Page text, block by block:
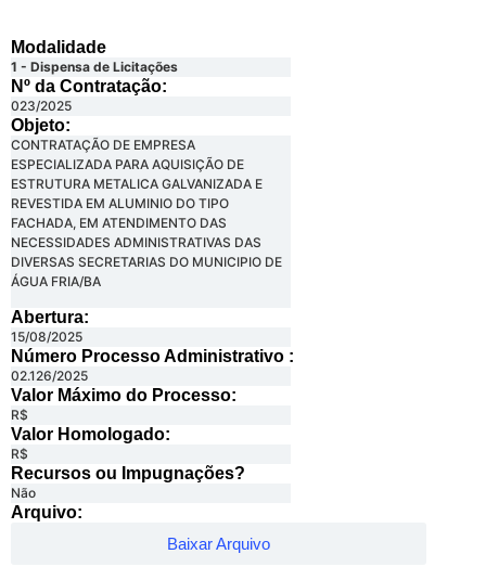
Modalidade
1 - Dispensa de Licitações
Nº da Contratação:
023/2025
Objeto:
CONTRATAÇÃO DE EMPRESA
ESPECIALIZADA PARA AQUISIÇÃO DE
ESTRUTURA METALICA GALVANIZADA E
REVESTIDA EM ALUMINIO DO TIPO
FACHADA, EM ATENDIMENTO DAS
NECESSIDADES ADMINISTRATIVAS DAS
DIVERSAS SECRETARIAS DO MUNICIPIO DE
ÁGUA FRIA/BA
Abertura:
15/08/2025
Número Processo Administrativo :
02.126/2025
Valor Máximo do Processo: ​
R$
Valor Homologado: ​
R$
Recursos ou Impugnações? ​
Não
Arquivo:
Baixar Arquivo